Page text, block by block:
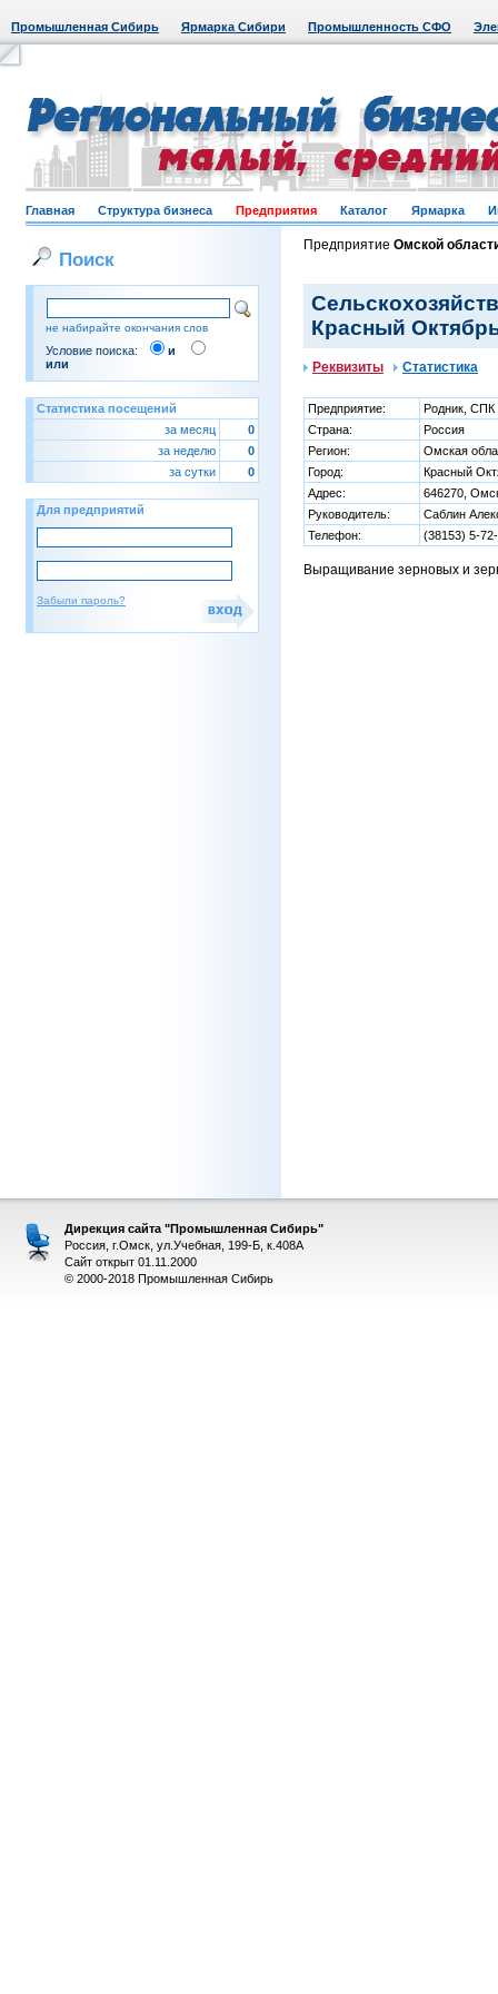
Промышленная Сибирь Ярмарка Сибири Промышленность СФО
Главная Структура бизнеса Предприятия Каталог Ярмарка
Поиск
не набирайте окончания слов
Условие поиска:
и
или
Статистика посещений
за месяц
0
за неделю
0
за сутки
0
Для предприятий
Забыли пароль?
Предприятие Омской
Красный
Реквизиты Статистика
Предприятие:
Родник, СПК
Страна:
Россия
Регион:
Омская
Город:
Красный
Адрес:
646270,
Руководитель:
Саблин
Телефон:
(38153) 5-
Выращивание зерновых и
Дирекция сайта "Промышленная Сибирь"
Россия, г.Омск, ул.Учебная, 199-Б, к.408А
Сайт открыт 01.11.2000
© 2000-2018 Промышленная Сибирь